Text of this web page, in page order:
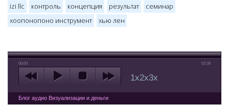
izi llc контроль концепция результат
семинар
хоопонопоно инструмент
хью лен
00:00 02:39
1x2x3x
Блог аудио Визуализации и деньги